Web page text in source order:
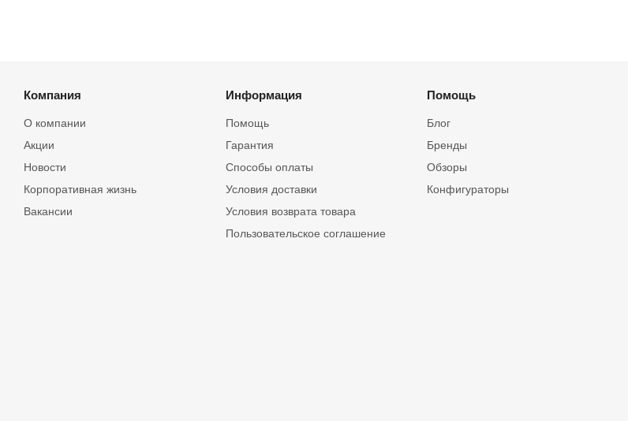
Компания
О компании
Акции
Новости
Корпоративная жизнь
Вакансии
Информация
Помощь
Гарантия
Способы оплаты
Условия доставки
Условия возврата товара
Пользовательское соглашение
Помощь
Блог
Бренды
Обзоры
Конфигураторы